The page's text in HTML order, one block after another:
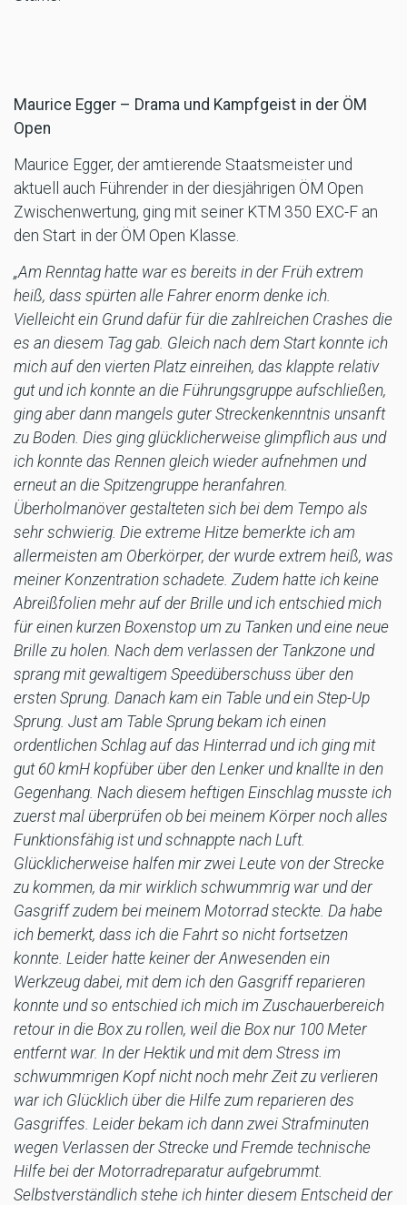
Maurice Egger – Drama und Kampfgeist in der ÖM
Open
Maurice Egger, der amtierende Staatsmeister und
aktuell auch Führender in der diesjährigen ÖM Open
Zwischenwertung, ging mit seiner KTM 350 EXC-F an
den Start in der ÖM Open Klasse.
„Am Renntag hatte war es bereits in der Früh extrem
heiß, dass spürten alle Fahrer enorm denke ich.
Vielleicht ein Grund dafür für die zahlreichen Crashes die
es an diesem Tag gab. Gleich nach dem Start konnte ich
mich auf den vierten Platz einreihen, das klappte relativ
gut und ich konnte an die Führungsgruppe aufschließen,
ging aber dann mangels guter Streckenkenntnis unsanft
zu Boden. Dies ging glücklicherweise glimpflich aus und
ich konnte das Rennen gleich wieder aufnehmen und
erneut an die Spitzengruppe heranfahren.
Überholmanöver gestalteten sich bei dem Tempo als
sehr schwierig. Die extreme Hitze bemerkte ich am
allermeisten am Oberkörper, der wurde extrem heiß, was
meiner Konzentration schadete. Zudem hatte ich keine
Abreißfolien mehr auf der Brille und ich entschied mich
für einen kurzen Boxenstop um zu Tanken und eine neue
Brille zu holen. Nach dem verlassen der Tankzone und
sprang mit gewaltigem Speedüberschuss über den
ersten Sprung. Danach kam ein Table und ein Step-Up
Sprung. Just am Table Sprung bekam ich einen
ordentlichen Schlag auf das Hinterrad und ich ging mit
gut 60 kmH kopfüber über den Lenker und knallte in den
Gegenhang. Nach diesem heftigen Einschlag musste ich
zuerst mal überprüfen ob bei meinem Körper noch alles
Funktionsfähig ist und schnappte nach Luft.
Glücklicherweise halfen mir zwei Leute von der Strecke
zu kommen, da mir wirklich schwummrig war und der
Gasgriff zudem bei meinem Motorrad steckte. Da habe
ich bemerkt, dass ich die Fahrt so nicht fortsetzen
konnte. Leider hatte keiner der Anwesenden ein
Werkzeug dabei, mit dem ich den Gasgriff reparieren
konnte und so entschied ich mich im Zuschauerbereich
retour in die Box zu rollen, weil die Box nur 100 Meter
entfernt war. In der Hektik und mit dem Stress im
schwummrigen Kopf nicht noch mehr Zeit zu verlieren
war ich Glücklich über die Hilfe zum reparieren des
Gasgriffes. Leider bekam ich dann zwei Strafminuten
wegen Verlassen der Strecke und Fremde technische
Hilfe bei der Motorradreparatur aufgebrummt.
Selbstverständlich stehe ich hinter diesem Entscheid der